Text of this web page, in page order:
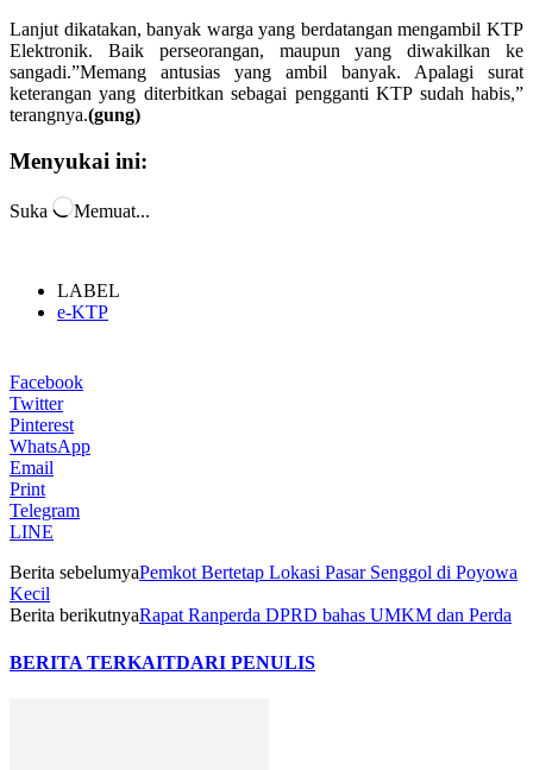
Lanjut dikatakan, banyak warga yang berdatangan mengambil KTP
Elektronik. Baik perseorangan, maupun yang diwakilkan ke
sangadi.”Memang antusias yang ambil banyak. Apalagi surat
keterangan yang diterbitkan sebagai pengganti KTP sudah habis,”
terangnya.(gung)
Menyukai ini:
Suka Memuat...
LABEL
e-KTP
Facebook
Twitter
Pinterest
WhatsApp
Email
Print
Telegram
LINE
Berita sebelumyaPemkot Bertetap Lokasi Pasar Senggol di Poyowa
Kecil
Berita berikutnyaRapat Ranperda DPRD bahas UMKM dan Perda
BERITA TERKAITDARI PENULIS